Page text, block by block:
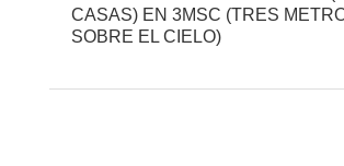
CASAS) EN 3MSC (TRES
SOBRE EL CIELO)